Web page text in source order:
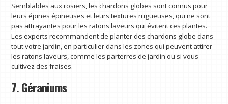
Semblables aux rosiers, les chardons globes sont connus pour
leurs épines épineuses et leurs textures rugueuses, qui ne sont
pas attrayantes pour les ratons laveurs qui évitent ces plantes.
Les experts recommandent de planter des chardons globe dans
tout votre jardin, en particulier dans les zones qui peuvent attirer
les ratons laveurs, comme les parterres de jardin ou si vous
cultivez des fraises.
7. Géraniums